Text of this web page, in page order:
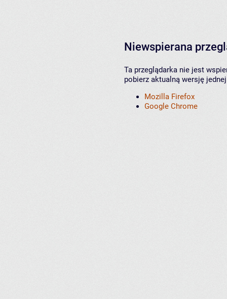
Niewspierana
Ta przeglądarka nie jest
pobierz aktualną wersję
Mozilla Firefox
Google Chrome